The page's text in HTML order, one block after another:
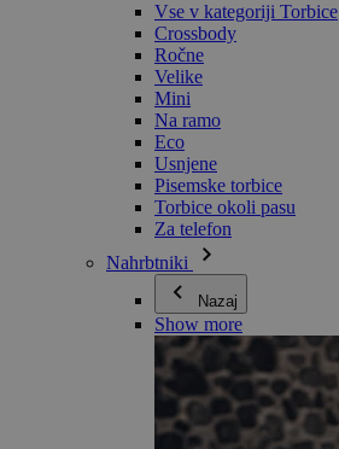
Vse v kategoriji Torbice
Crossbody
Ročne
Velike
Mini
Na ramo
Eco
Usnjene
Pisemske torbice
Torbice okoli pasu
Za telefon
Nahrbtniki
Nazaj
Show more